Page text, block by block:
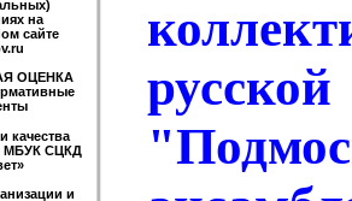
на
сайте
ОЦЕНКА
качества
МБУК СЦКД
и